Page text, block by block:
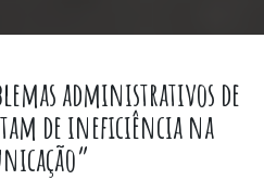
administrativos de
de ineficiência na